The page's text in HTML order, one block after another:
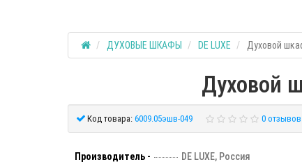
ДУХОВЫЕ ШКАФЫ DE LUXE Духовой
Духовой
Код товара: 6009.05эшв-049 0 отзывов
Производитель -
DE LUXE, Россия